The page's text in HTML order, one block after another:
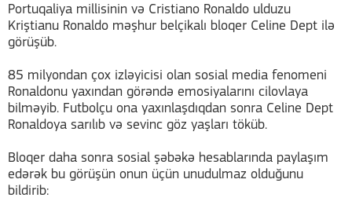
Portuqaliya millisinin və Cristiano Ronaldo ulduzu
Kriştianu Ronaldo məşhur belçikalı bloqer Celine Dept ilə
görüşüb.
85 milyondan çox izləyicisi olan sosial media fenomeni
Ronaldonu yaxından görəndə emosiyalarını cilovlaya
bilməyib. Futbolçu ona yaxınlaşdıqdan sonra Celine Dept
Ronaldoya sarılıb və sevinc göz yaşları töküb.
Bloqer daha sonra sosial şəbəkə hesablarında paylaşım
edərək bu görüşün onun üçün unudulmaz olduğunu
bildirib: